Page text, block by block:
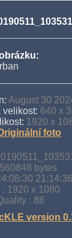
August 30
velikost: 640 x
1920 x
foto
bytes
21:14:36
1920 x 1080
: 88
version